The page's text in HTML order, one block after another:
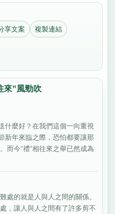
享文案 複製連結
來”風勁吹
什麼好？在我們這個一向重視
新年來臨之際，恐怕都要讓那
而今“禮”相往來之舉已然成為
處的就是人與人之間的關係。
，讓人與人之間有了許多剪不